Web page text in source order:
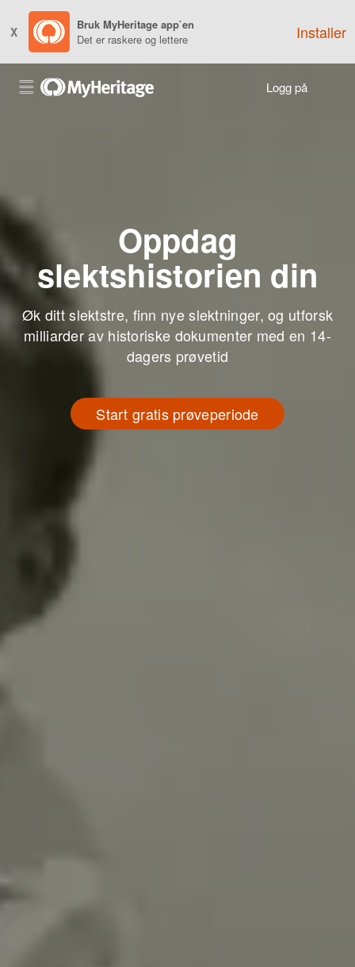
X
Bruk MyHeritage app`en
Det er raskere og lettere
Installer
Logg på
Oppdag
slektshistorien din
Øk ditt slektstre, finn nye slektninger, og utforsk
milliarder av historiske dokumenter med en 14-
dagers prøvetid
Start gratis prøveperiode